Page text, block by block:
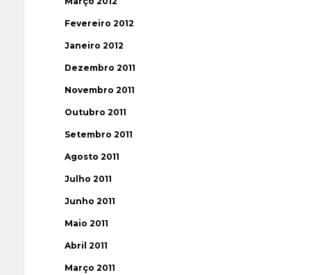
Fevereiro 2012
Janeiro 2012
Dezembro 2011
Novembro 2011
Outubro 2011
Setembro 2011
Agosto 2011
Julho 2011
Junho 2011
Maio 2011
Abril 2011
Março 2011